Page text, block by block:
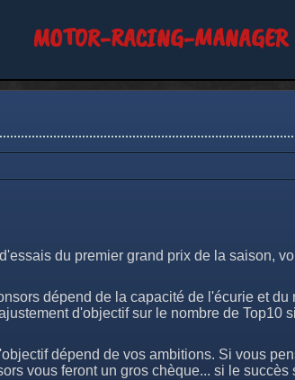
MOTOR-RACING-MANAGER
du premier grand prix de la saison,
dépend de la capacité de l'écurie et
d'objectif sur le nombre de Top10
dépend de vos ambitions. Si vous
vous feront un gros chèque... si le succès